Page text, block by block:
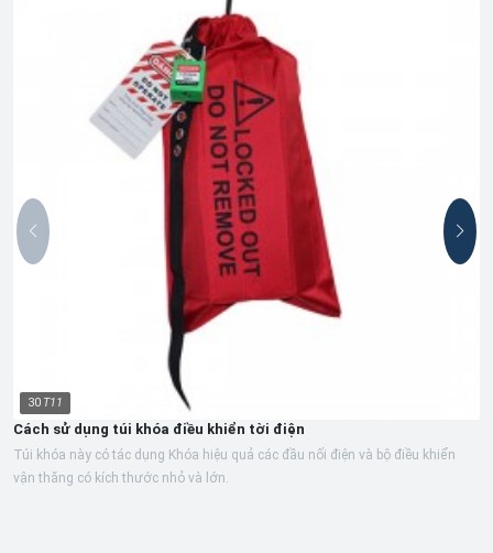
30 T11
Cách sử dụng túi khóa điều khiển tời điện
Túi khóa này có tác dụng Khóa hiệu quả các đầu nối điện và bộ điều khiển
vận thăng có kích thước nhỏ và lớn.